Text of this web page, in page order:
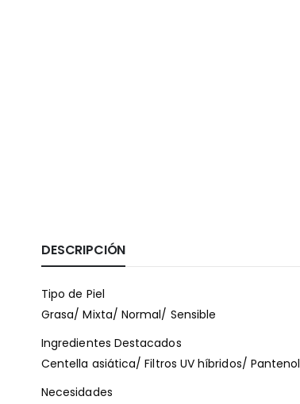
DESCRIPCIÓN
Tipo de Piel
Grasa/ Mixta/ Normal/ Sensible
Ingredientes Destacados
Centella asiática/ Filtros UV híbridos/ Pantenol
Necesidades